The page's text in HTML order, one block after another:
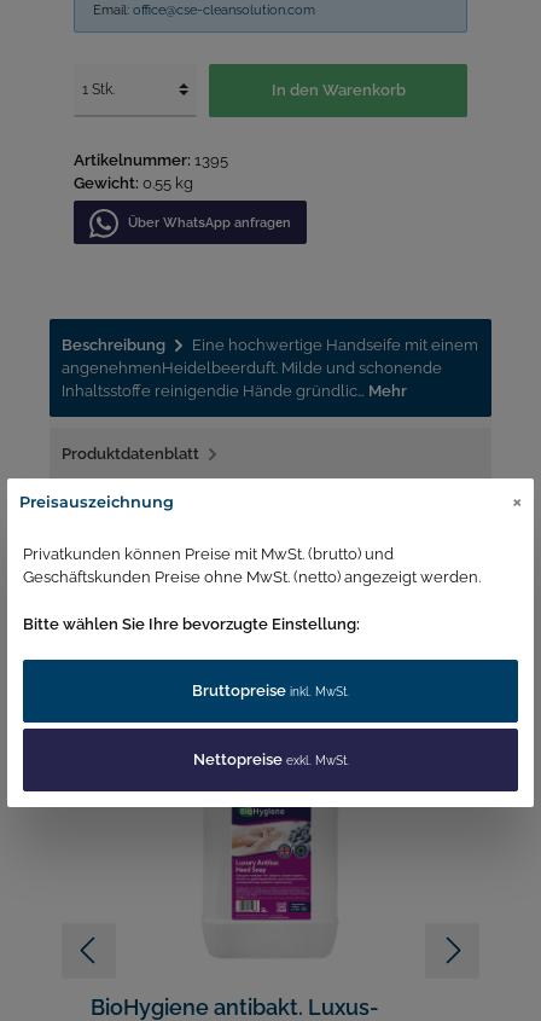
Email: office@cse-cleansolution.com
In den Warenkorb
Artikelnummer: 1395
Gewicht: 0.55 kg
Über WhatѕApp anfragеn
Beschreibung
Eine hochwertige Handseife mit einem
angenehmenHeidelbeerduft. Milde und schonende
Inhaltsstoffe reinigendie Hände gründlic… Mehr
Produktdatenblatt
Anwendungsbereich / Gebrauchsanleitung
Ähnliche Produkte
BioHygiene antibakt. Luxus-
Preisauszeichnung ×
Privatkunden können Preise mit MwSt. (brutto) und
Geschäftskunden Preise ohne MwSt. (netto) angezeigt werden.
Bitte wählen Sie Ihre bevorzugte Einstellung:
Bruttopreise inkl. MwSt.
Nettopreise exkl. MwSt.